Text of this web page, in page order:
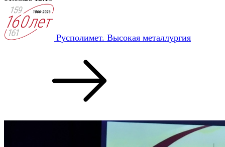
Русполимет. Высокая металлургия